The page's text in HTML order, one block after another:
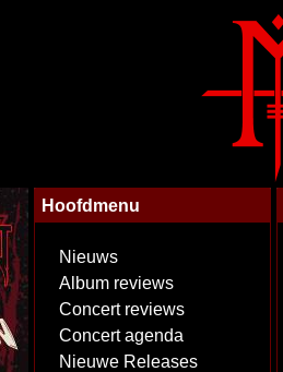
Hoofdmenu
Nieuws
Album reviews
Concert reviews
Concert agenda
Nieuwe Releases